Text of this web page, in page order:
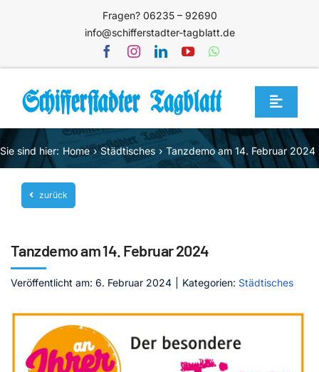
Fragen? 06235 – 92690
info@schifferstadter-tagblatt.de
Toggle
Home
Themen
Blog
Service
Mediathek
Jetzt abonnieren
Kontakt
Sie sind hier: Home Städtisches Tanzdemo am 14. Februar 2024
zurück
Tanzdemo am 14. Februar 2024
Veröffentlicht am: 6. Februar 2024 Kategorien: Städtisches